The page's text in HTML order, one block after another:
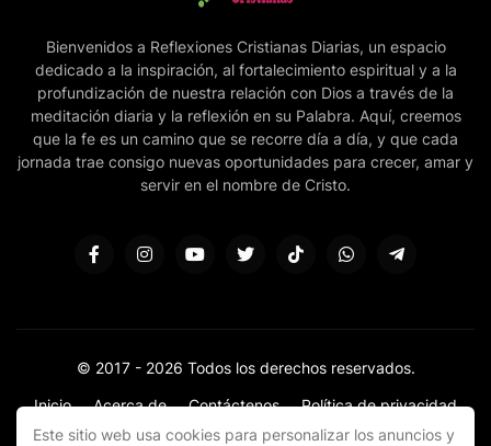
Bienvenidos a Reflexiones Cristianas Diarias, un espacio
dedicado a la inspiración, al fortalecimiento espiritual y a la
profundización de nuestra relación con Dios a través de la
meditación diaria y la reflexión en su Palabra. Aquí, creemos
que la fe es un camino que se recorre día a día, y que cada
jornada trae consigo nuevas oportunidades para crecer, amar y
servir en el nombre de Cristo.
© 2017 - 2026 Todos los derechos reservados.
Inicio
Acerca de Contáctenos
Política de privacidad
Donar
Sitemap
Este sitio web usa cookies para personalizar los anuncios y